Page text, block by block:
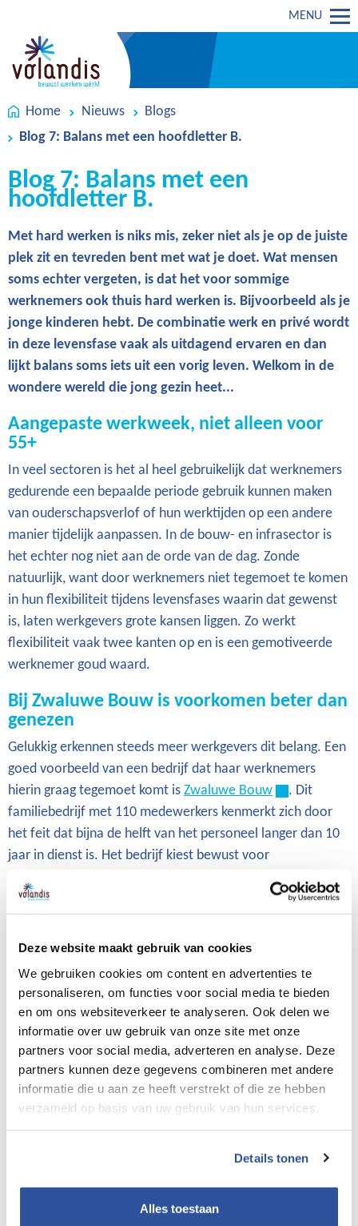
Deze website maakt gebruik van cookies
We gebruiken cookies om content en advertenties te
personaliseren, om functies voor social media te bieden
en om ons websiteverkeer te analyseren. Ook delen we
informatie over uw gebruik van onze site met onze
partners voor social media, adverteren en analyse. Deze
partners kunnen deze gegevens combineren met andere
informatie die u aan ze heeft verstrekt of die ze hebben
verzameld op basis van uw gebruik van hun services.
Details tonen
Alles toestaan
MENU
Home Nieuws
Blogs
Blog 7: Balans met een hoofdletter B.
Blog 7: Balans met een
hoofdletter B.
Met hard werken is niks mis, zeker niet als je op de juiste
plek zit en tevreden bent met wat je doet. Wat mensen
soms echter vergeten, is dat het voor sommige
werknemers ook thuis hard werken is. Bijvoorbeeld als je
jonge kinderen hebt. De combinatie werk en privé wordt
in deze levensfase vaak als uitdagend ervaren en dan
lijkt balans soms iets uit een vorig leven. Welkom in de
wondere wereld die jong gezin heet...
Aangepaste werkweek, niet alleen voor
55+
In veel sectoren is het al heel gebruikelijk dat werknemers
gedurende een bepaalde periode gebruik kunnen maken
van ouderschapsverlof of hun werktijden op een andere
manier tijdelijk aanpassen. In de bouw- en infrasector is
het echter nog niet aan de orde van de dag. Zonde
natuurlijk, want door werknemers niet tegemoet te komen
in hun flexibiliteit tijdens levensfases waarin dat gewenst
is, laten werkgevers grote kansen liggen. Zo werkt
flexibiliteit vaak twee kanten op en is een gemotiveerde
werknemer goud waard.
Bij Zwaluwe Bouw is voorkomen beter dan
genezen
Gelukkig erkennen steeds meer werkgevers dit belang. Een
goed voorbeeld van een bedrijf dat haar werknemers
hierin graag tegemoet komt is Zwaluwe Bouw
. Dit
familiebedrijf met 110 medewerkers kenmerkt zich door
het feit dat bijna de helft van het personeel langer dan 10
jaar in dienst is. Het bedrijf kiest bewust voor
maatschappelijk verantwoord ondernemen. Monique van
Dordregt (hoofd Personeelszaken) verwoordt het als volgt:
zakelijke wereld.”
Daarom vinden ze bij Zwaluwe Bouw dat voorkomen beter
is dan genezen. Doordrongen van de noodzaak om
duurzaam te werken, wijst het bedrijf ook dertigers op de
mogelijkheid van een vierdaagse werkweek. Zwaluwe
Bouw wil hiermee voorkomen dat jongere werknemers te
veel hooi op hun vork nemen waardoor zij op latere
leeftijd klachten krijgen en niet gezond hun pensioen
kunnen halen. “Als goed werkgever wil je de mensen niet
opbranden”, zegt Monique van Dordregt. In de voorlichting
van een vierdaagse werkweek. Op deze manier wil het